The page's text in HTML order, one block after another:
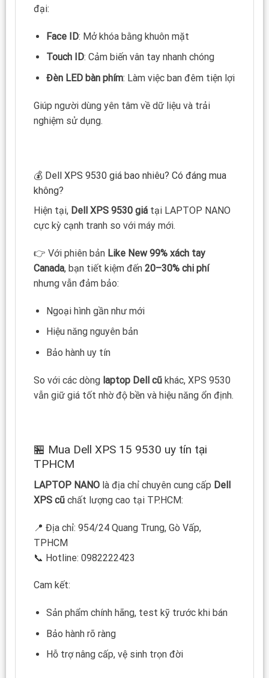
đại:
Face ID: Mở khóa bằng khuôn mặt
Touch ID: Cảm biến vân tay nhanh chóng
Đèn LED bàn phím: Làm việc ban đêm tiện lợi
Giúp người dùng yên tâm về dữ liệu và trải
nghiệm sử dụng.
💰 Dell XPS 9530 giá bao nhiêu? Có đáng mua
không?
Hiện tại, Dell XPS 9530 giátại LAPTOP NANO
cực kỳ cạnh tranh so với máy mới.
👉 Với phiên bản Like New 99% xách tay
Canada, bạn tiết kiệm đến 20–30% chi phí
nhưng vẫn đảm bảo:
Ngoại hình gần như mới
Hiệu năng nguyên bản
Bảo hành uy tín
So với các dòng laptop Dell cũkhác, XPS 9530
vẫn giữ giá tốt nhờ độ bền và hiệu năng ổn định.
🏪 Mua Dell XPS 15 9530 uy tín tại
TPHCM
LAPTOP NANOlà địa chỉ chuyên cung cấp Dell
XPS cũchất lượng cao tại TP.HCM:
📍 Địa chỉ: 954/24 Quang Trung, Gò Vấp,
TPHCM
📞 Hotline: 0982222423
Cam kết:
Sản phẩm chính hãng, test kỹ trước khi bán
Bảo hành rõ ràng
Hỗ trợ nâng cấp, vệ sinh trọn đời